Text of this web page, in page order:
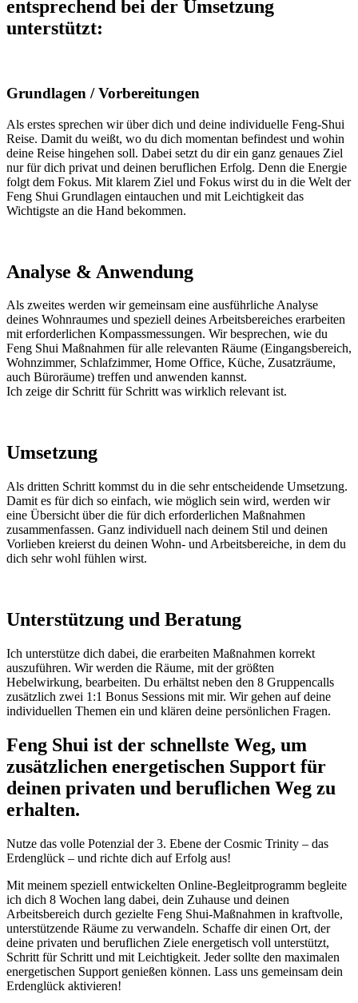
entsprechend bei der Umsetzung
unterstützt:
Grundlagen / Vorbereitungen
Als erstes sprechen wir über dich und deine individuelle Feng-Shui
Reise. Damit du weißt, wo du dich momentan befindest und wohin
deine Reise hingehen soll. Dabei setzt du dir ein ganz genaues Ziel
nur für dich privat und deinen beruflichen Erfolg. Denn die Energie
folgt dem Fokus. Mit klarem Ziel und Fokus wirst du in die Welt der
Feng Shui Grundlagen eintauchen und mit Leichtigkeit das
Wichtigste an die Hand bekommen.
Analyse & Anwendung
Als zweites werden wir gemeinsam eine ausführliche Analyse
deines Wohnraumes und speziell deines Arbeitsbereiches erarbeiten
mit erforderlichen Kompassmessungen. Wir besprechen, wie du
Feng Shui Maßnahmen für alle relevanten Räume (Eingangsbereich,
Wohnzimmer, Schlafzimmer, Home Office, Küche, Zusatzräume,
auch Büroräume) treffen und anwenden kannst.
Ich zeige dir Schritt für Schritt was wirklich relevant ist.
Umsetzung
Als dritten Schritt kommst du in die sehr entscheidende Umsetzung.
Damit es für dich so einfach, wie möglich sein wird, werden wir
eine Übersicht über die für dich erforderlichen Maßnahmen
zusammenfassen. Ganz individuell nach deinem Stil und deinen
Vorlieben kreierst du deinen Wohn- und Arbeitsbereiche, in dem du
dich sehr wohl fühlen wirst.
Unterstützung und Beratung
Ich unterstütze dich dabei, die erarbeiten Maßnahmen korrekt
auszuführen. Wir werden die Räume, mit der größten
Hebelwirkung, bearbeiten. Du erhältst neben den 8 Gruppencalls
zusätzlich zwei 1:1 Bonus Sessions mit mir. Wir gehen auf deine
individuellen Themen ein und klären deine persönlichen Fragen.
Feng Shui ist der schnellste Weg, um
zusätzlichen energetischen Support für
deinen privaten und beruflichen Weg zu
erhalten.
Nutze das volle Potenzial der 3. Ebene der Cosmic Trinity – das
Erdenglück – und richte dich auf Erfolg aus!
Mit meinem speziell entwickelten Online-Begleitprogramm begleite
ich dich 8 Wochen lang dabei, dein Zuhause und deinen
Arbeitsbereich durch gezielte Feng Shui-Maßnahmen in kraftvolle,
unterstützende Räume zu verwandeln. Schaffe dir einen Ort, der
deine privaten und beruflichen Ziele energetisch voll unterstützt,
Schritt für Schritt und mit Leichtigkeit. Jeder sollte den maximalen
energetischen Support genießen können. Lass uns gemeinsam dein
Erdenglück aktivieren!